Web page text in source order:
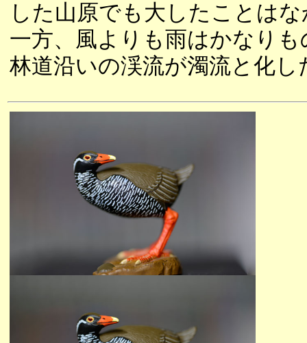
した山原でも大したことは
一方、風よりも雨はかなり
林道沿いの渓流が濁流と化